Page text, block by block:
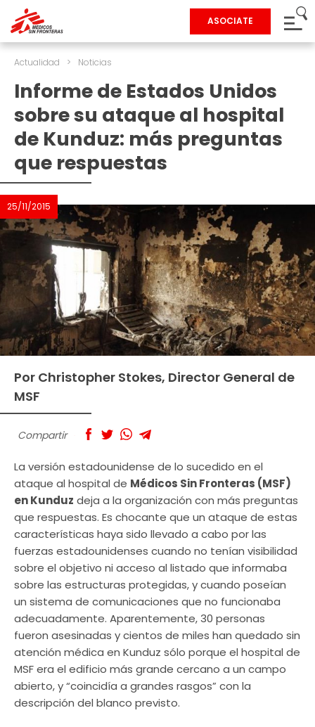
ASOCIATE
Actualidad > Noticias
Informe de Estados Unidos
sobre su ataque al hospital
de Kunduz: más preguntas
que respuestas
25/11/2015
Por Christopher Stokes, Director General de
MSF
Compartir
La versión estadounidense de lo sucedido en el
ataque al hospital de Médicos Sin Fronteras (MSF)
en Kunduz deja a la organización con más preguntas
que respuestas. Es chocante que un ataque de estas
características haya sido llevado a cabo por las
fuerzas estadounidenses cuando no tenían visibilidad
sobre el objetivo ni acceso al listado que informaba
sobre las estructuras protegidas, y cuando poseían
un sistema de comunicaciones que no funcionaba
adecuadamente. Aparentemente, 30 personas
fueron asesinadas y cientos de miles han quedado sin
atención médica en Kunduz sólo porque el hospital de
MSF era el edificio más grande cercano a un campo
abierto, y “coincidía a grandes rasgos” con la
descripción del blanco previsto.